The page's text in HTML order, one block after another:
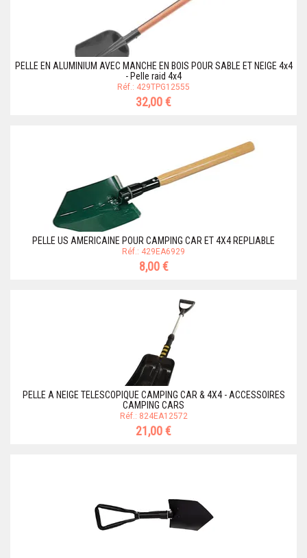
PELLE EN ALUMINIUM AVEC MANCHE EN BOIS POUR SABLE ET NEIGE 4x4
- Pelle raid 4x4
Réf.: 429TPG12555
32,00 €
PELLE US AMERICAINE POUR CAMPING CAR ET 4X4 REPLIABLE
Réf.: 429EA6929
8,00 €
PELLE A NEIGE TELESCOPIQUE CAMPING CAR & 4X4 - ACCESSOIRES
CAMPING CARS
Réf.: 824EA12572
21,00 €